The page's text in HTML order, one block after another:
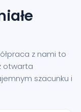
z nami to
otwarta
szacunku i